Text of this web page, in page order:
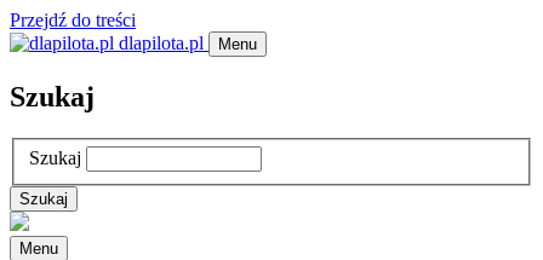
Przejdź do treści
dlapilota.pl
Menu
Szukaj
Szukaj
Menu